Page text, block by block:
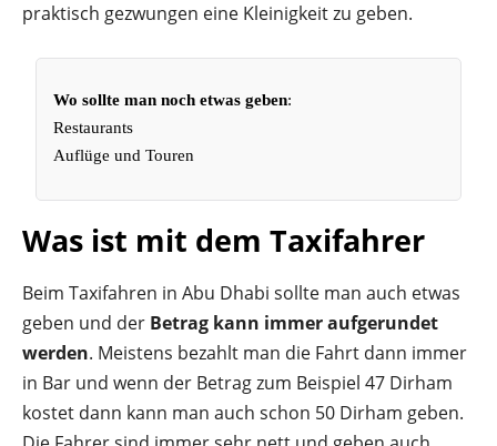
praktisch gezwungen eine Kleinigkeit zu geben.
Wo sollte man noch etwas geben:
Restaurants
Auflüge und Touren
Was ist mit dem Taxifahrer
Beim Taxifahren in Abu Dhabi sollte man auch etwas
geben und der Betrag kann immer aufgerundet
werden. Meistens bezahlt man die Fahrt dann immer
in Bar und wenn der Betrag zum Beispiel 47 Dirham
kostet dann kann man auch schon 50 Dirham geben.